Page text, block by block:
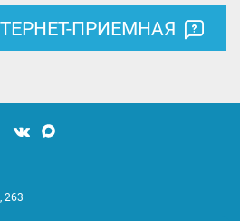
ПРИЕМНАЯ
Мы Мы
263